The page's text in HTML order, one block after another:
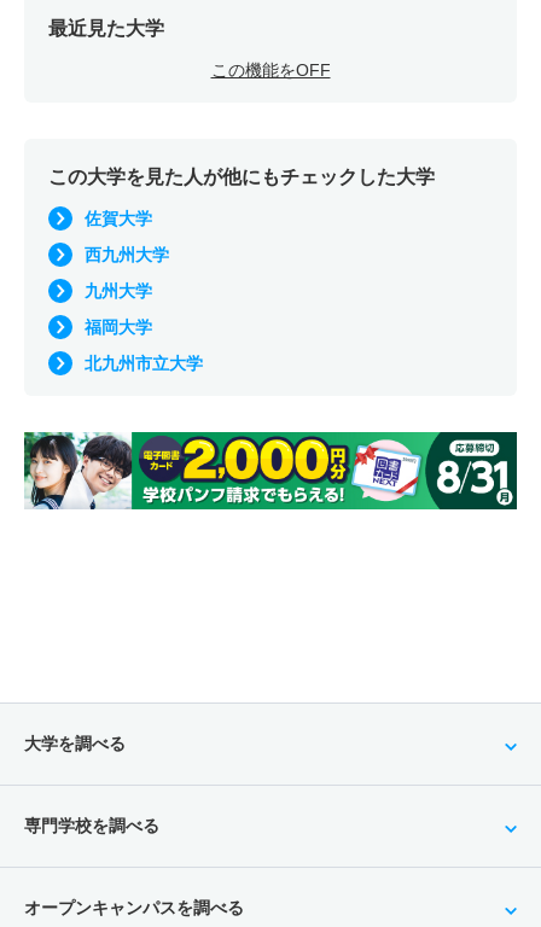
最近見た大学
この機能をOFF
この大学を見た人が他にもチェックした大学
佐賀大学
西九州大学
九州大学
福岡大学
北九州市立大学
大学を調べる
専門学校を調べる
オープンキャンパスを調べる